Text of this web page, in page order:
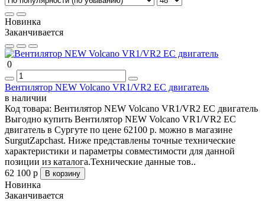
Новинка
Заканчивается
0
Вентилятор NEW Volcano VR1/VR2 EC двигатель
в наличии
Код товара: Вентилятор NEW Volcano VR1/VR2 EC двигатель
Выгодно купить Вентилятор NEW Volcano VR1/VR2 EC
двигатель в Сургуте по цене 62100 р. можно в магазине
SurgutZapchast. Ниже представлены точные технические
характеристики и параметры совместимости для данной
позиции из каталога.Технические данные тов..
62 100 р
В корзину
Новинка
Заканчивается